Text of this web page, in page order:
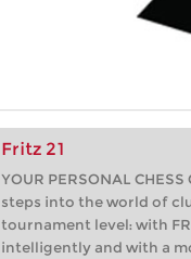
Fritz 21
YOUR PERSONAL
steps into the world of
tournament level: with
intelligently and with a